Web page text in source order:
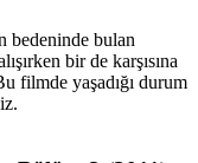
bedeninde bulan
bir de karşısına
filmde yaşadığı durum